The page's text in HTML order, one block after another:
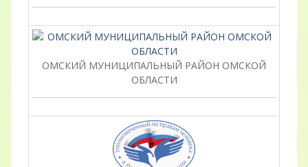
ОМСКИЙ МУНИЦИПАЛЬНЫЙ РАЙОН ОМСКОЙ
ОБЛАСТИ